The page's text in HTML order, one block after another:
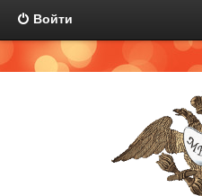
Войти